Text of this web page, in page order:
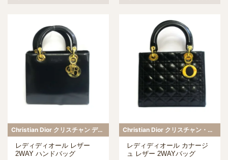
Christian Dior クリスチャン ディオール
レディディオール レザー
2WAY ハンドバッグ
Christian Dior クリスチャン・ディオール
レディディオール カナージ
ュ レザー 2WAYバッグ